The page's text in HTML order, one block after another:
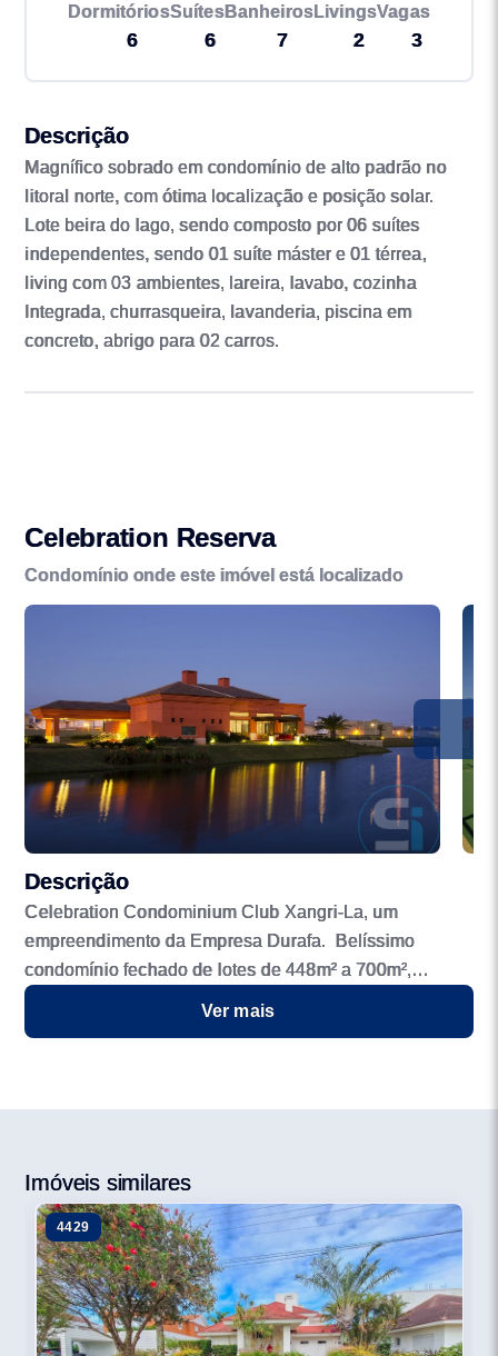
Dormitórios
6
Suítes
6
Banheiros
7
Livings
2
Vagas
3
Descrição
Magnífico sobrado em condomínio de alto padrão no
litoral norte, com ótima localização e posição solar.
Lote beira do lago, sendo composto por 06 suítes
independentes, sendo 01 suíte máster e 01 térrea,
living com 03 ambientes, lareira, lavabo, cozinha
Integrada, churrasqueira, lavanderia, piscina em
concreto, abrigo para 02 carros.
Celebration Reserva
Condomínio onde este imóvel está localizado
Descrição
Celebration Condominium Club Xangri-La, um
empreendimento da Empresa Durafa. Belíssimo
condomínio fechado de lotes de 448m² a 700m²,
próximo ao mar com um urbanismo surpreendente,
lotes com muita privacidade sem vizinhos de fundo. -
Piscinas externas com deck molhado e borda infinita
Gourmet -Vestiários femininos e masculinos -Sala de
jogos -Quadra coberta em saibro -Quadra de tênis ao ar
livre -Cancha de futebol society
Ver mais
Imóveis similares
4429